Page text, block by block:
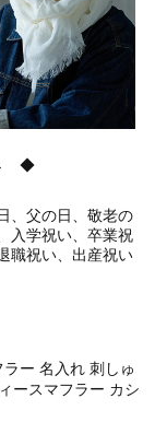
◆
、父の日、敬老の
入学祝い、卒業祝
職祝い、出産祝い
ー 名入れ 刺しゅ
ースマフラー カシ